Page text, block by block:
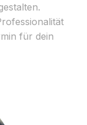
für dein